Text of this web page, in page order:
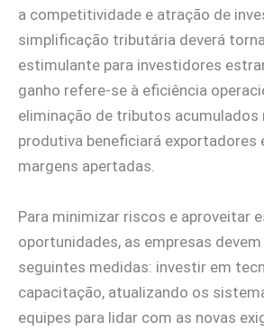
a competitividade e atração de
simplificação tributária deverá
estimulante para investidores
ganho refere-se à eficiência
eliminação de tributos acumulados
produtiva beneficiará exportadores
margens apertadas.
Para minimizar riscos e aproveitar
oportunidades, as empresas
seguintes medidas: investir em
capacitação, atualizando os
equipes para lidar com as novas